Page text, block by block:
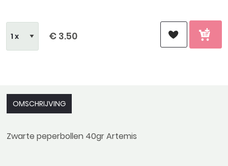
€ 3.50
OMSCHRIJVING
Zwarte peperbollen 40gr Artemis